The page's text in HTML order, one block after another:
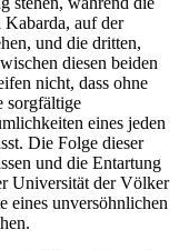
Kabarda, auf der
und die dritten,
diesen beiden
nicht, dass ohne
sorgfältige
eines jeden
Die Folge dieser
und die Entartung
Universität der Völker
eines unversöhnlichen